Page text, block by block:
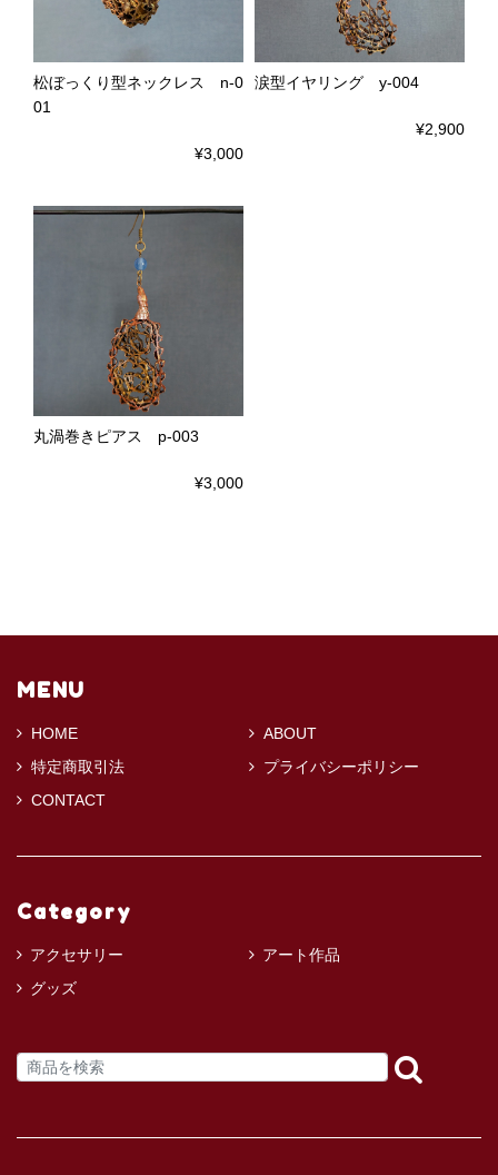
松ぼっくり型ネックレス n-0
01
¥3,000
涙型イヤリング y-004
¥2,900
丸渦巻きピアス p-003
¥3,000
MENU
HOME
ABOUT
特定商取引法
プライバシーポリシー
CONTACT
Category
アクセサリー
アート作品
グッズ